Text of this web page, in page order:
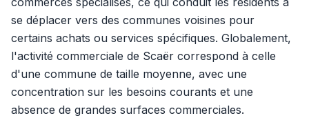
se déplacer vers des communes voisines pour
certains achats ou services spécifiques. Globalement,
l'activité commerciale de Scaër correspond à celle
d'une commune de taille moyenne, avec une
concentration sur les besoins courants et une
absence de grandes surfaces commerciales.